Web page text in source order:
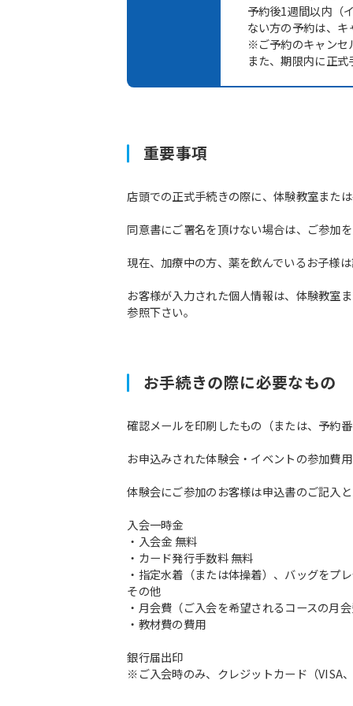
予約後1週間以内（
ない方の予約は、
※ご予約のキャンセ
また、期限内に正
重要事項
店頭での正式手続きの際に、体験教室また
同意書にご署名を頂けない場合は、ご参加
現在、加療中の方、薬を飲んでいるお子様
お客様が入力された個人情報は、体験教室
参照下さい。
お手続きの際に必要なもの
確認メールを印刷したもの（または、予約
お申込みされた体験会・イベントの参加費用
体験会にご参加のお客様は申込書のご記入
入会一時金
・入会金 無料
・カード発行手数料 無料
・指定水着（または体操着）、バッグをプ
その他
・月会費（ご入会を希望されるコースの月
・教材費の費用
銀行届出印
※ご入会時のみ、クレジットカード（VISA